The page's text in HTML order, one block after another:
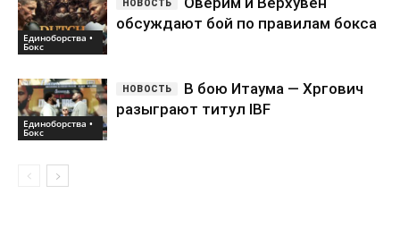
Единоборства •
Бокс
обсуждают бой по правилам бокса
Единоборства •
Бокс
В бою Итаума — Хргович
разыграют титул IBF